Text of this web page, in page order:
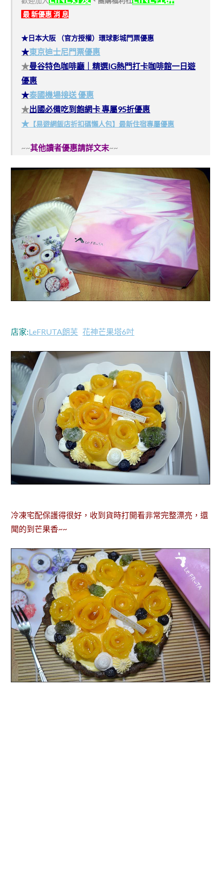
最 新優惠 消 息
★日本大阪 （官方授權）環球影城門票優惠
★東京迪士尼門票優惠
★曼谷特色咖啡廳｜精選IG熱門打卡咖啡館一日遊
優惠
★泰國機場接送 優惠
★出國必備吃到飽網卡 專屬95折優惠
★ 【易遊網飯店折扣碼懶人包】最新住宿專屬優惠
~~其他讀者優惠請詳文末~~
店家:LeFRUTA朗芙 花神芒果塔6吋
冷凍宅配保護得很好，收到貨時打開看非常完整漂亮，還
聞的到芒果香~~